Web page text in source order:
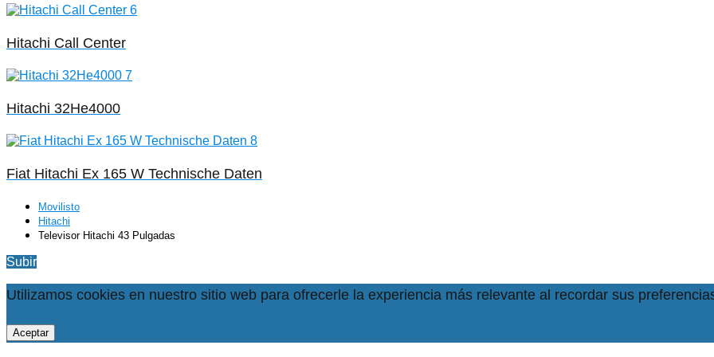
Hitachi Call Center
Hitachi 32He4000
Fiat Hitachi Ex 165 W Technische Daten
Movilisto
Hitachi
Televisor Hitachi 43 Pulgadas
Subir
Utilizamos cookies en nuestro sitio web para ofrecerle la experiencia más relevante al recordar sus
Aceptar